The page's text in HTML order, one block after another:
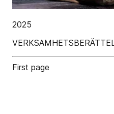
2025
First page